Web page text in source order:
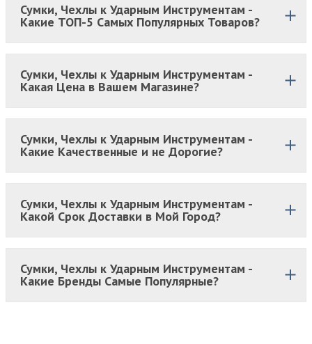
Сумки, Чехлы к Ударным Инструментам -
Какие ТОП-5 Самых Популярных Товаров?
Сумки, Чехлы к Ударным Инструментам -
Какая Цена в Вашем Магазине?
Сумки, Чехлы к Ударным Инструментам -
Какие Качественные и не Дорогие?
Сумки, Чехлы к Ударным Инструментам -
Какой Срок Доставки в Мой Город?
Сумки, Чехлы к Ударным Инструментам -
Какие Бренды Самые Популярные?